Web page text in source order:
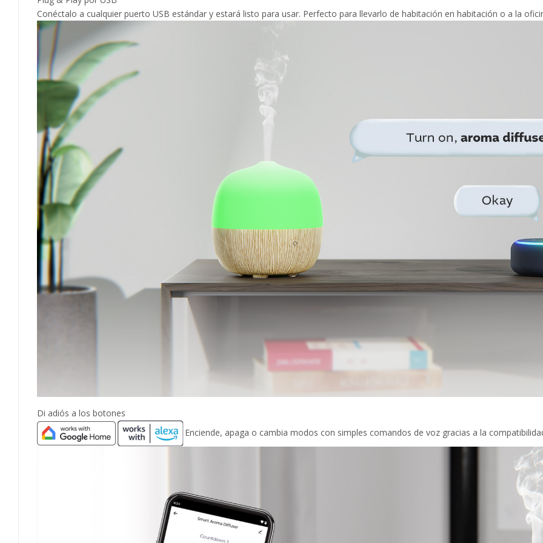
Conéctalo a cualquier puerto USB estándar y estará listo para usar. Perfecto para llevarlo de habitación en habitación o a la
Di adiós a los botones
Enciende, apaga o cambia modos con simples comandos de voz gracias a la